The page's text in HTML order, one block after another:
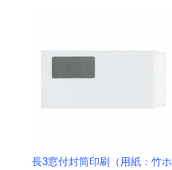
長3窓付封筒印刷（用紙：竹ホ